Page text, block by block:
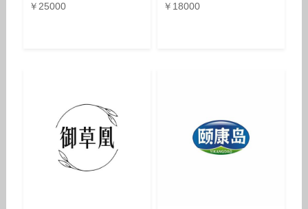
￥25000 ￥18000